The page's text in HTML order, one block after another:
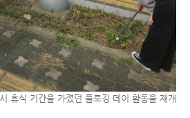
휴식 기간을 가졌던 플로깅 데이 활동을 재개